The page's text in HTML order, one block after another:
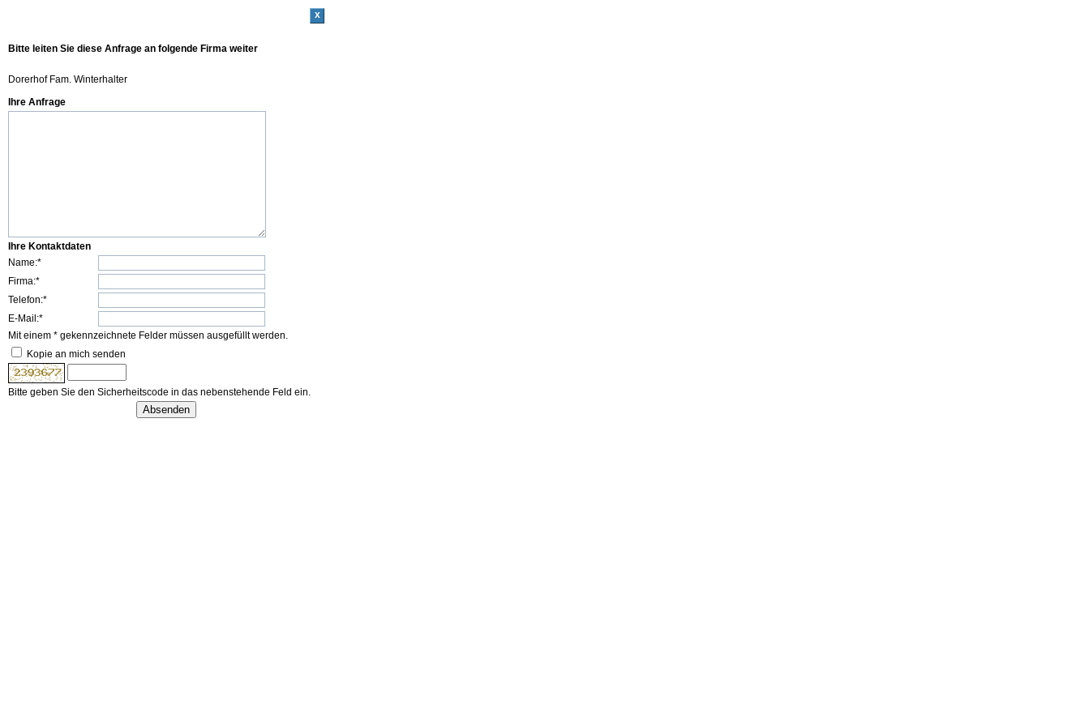
x
Bitte leiten Sie diese Anfrage an folgende Firma weiter
Dorerhof Fam. Winterhalter
Ihre Anfrage
Ihre Kontaktdaten
Name:*
Firma:*
Telefon:*
E-Mail:*
Mit einem * gekennzeichnete Felder müssen ausgefüllt werden.
Kopie an mich senden
Bitte geben Sie den Sicherheitscode in das nebenstehende Feld ein.